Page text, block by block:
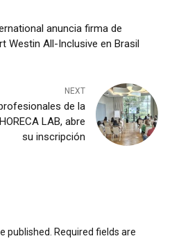
anuncia firma de
Westin All-Inclusive en Brasil
NEXT
de la
LAB, abre
su inscripción
published. Required fields are